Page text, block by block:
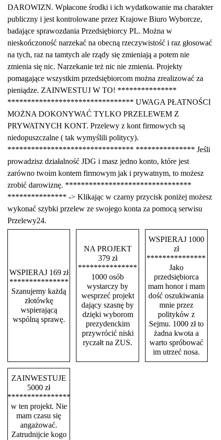
DAROWIZN. Wpłacone środki i ich wydatkowanie ma charakter
publiczny i jest kontrolowane przez Krajowe Biuro Wyborcze,
badające sprawozdania Przedsiębiorcy PL. Można w
nieskończoność narzekać na obecną rzeczywistość i raz głosować
na tych, raz na tamtych ale rządy się zmieniają a potem nie
zmienia się nic. Narzekanie też nic nie zmienia. Projekty
pomagające wszystkim przedsiębiorcom można zrealizować za
pieniądze. ZAINWESTUJ W TO! ***************
******************************** UWAGA PŁATNOŚCI
MOŻNA DOKONYWAĆ TYLKO PRZELEWEM Z
PRYWATNYCH KONT. Przelewy z kont firmowych są
niedopuszczalne ( tak wymyślili politycy).
******************************** *************** Jeśli
prowadzisz działalność JDG i masz jedno konto, które jest
zarówno twoim kontem firmowym jak i prywatnym, to możesz
zrobić darowiznę. ********************************
*************** -> Klikając w czarny przycisk poniżej możesz
wykonać szybki przelew ze swojego konta za pomocą serwisu
Przelewy24.
WSPIERAJ 169 zł
***************
Szanujemy każdą
złotówkę
wspierającą
wspólną sprawę.
NA PROJEKT
379 zł
***************
1000 osób
wystarczy by
wesprzeć projekt
dający szasnę by
dzięki wyborom
prezydenckim
przywrócić niski
ryczałt na ZUS.
WSPIERAJ 1000
zł
***************
Jako
przedsiębiorca
mam honor i mam
dość oszukiwania
mnie przez
polityków z
Sejmu. 1000 zł to
żadna kwota a
warto spróbować
im utrzeć nosa.
ZAINWESTUJE
5000 zł
****************
w ten projekt. Nie
mam czasu się
angażować.
Zatrudnijcie kogo